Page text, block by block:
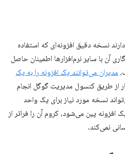
نسخه دقیق افزونه‌ای که استفاده
آن با سایر نرم‌افزارها اطمینان حاصل
مدیران می‌توانند یک افزونه را به یک
از طریق کنسول مدیریت گوگل انجام
نسخه مورد نیاز برای یک واحد
افزونه پین ​​می‌شود، کروم آن را فراتر از
نمی‌کند.